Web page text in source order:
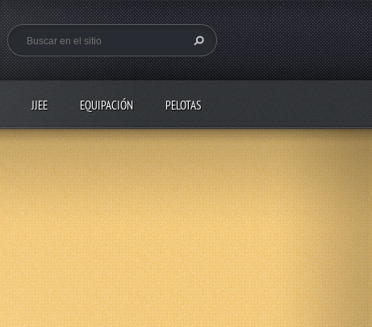
JJEE EQUIPACIÓN PELOTAS